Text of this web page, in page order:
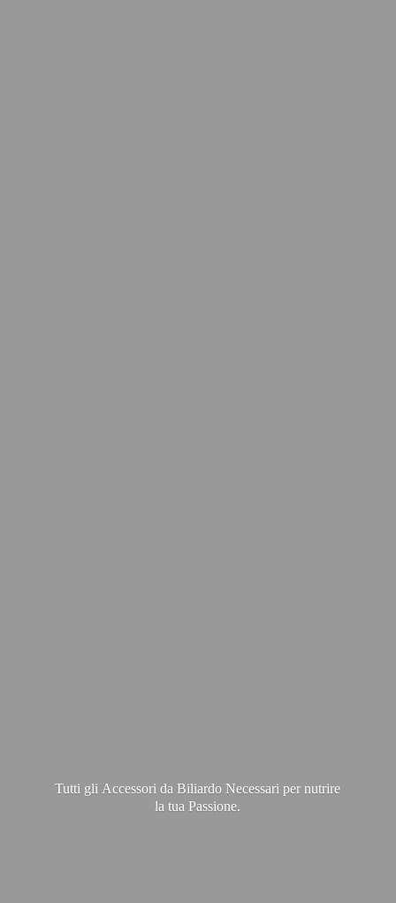
Tutti gli Accessori da Biliardo Necessari per nutrire
latua Passione.